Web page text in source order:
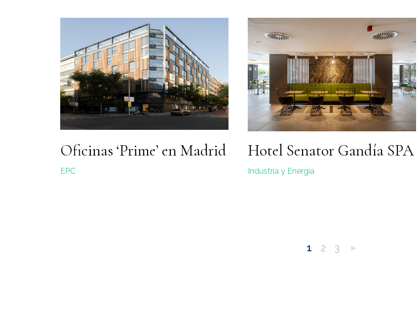
Oficinas ‘Prime’ en Madrid
EPC
Hotel Senator Gandía SPA
Industria y Energía
1 2 3 »